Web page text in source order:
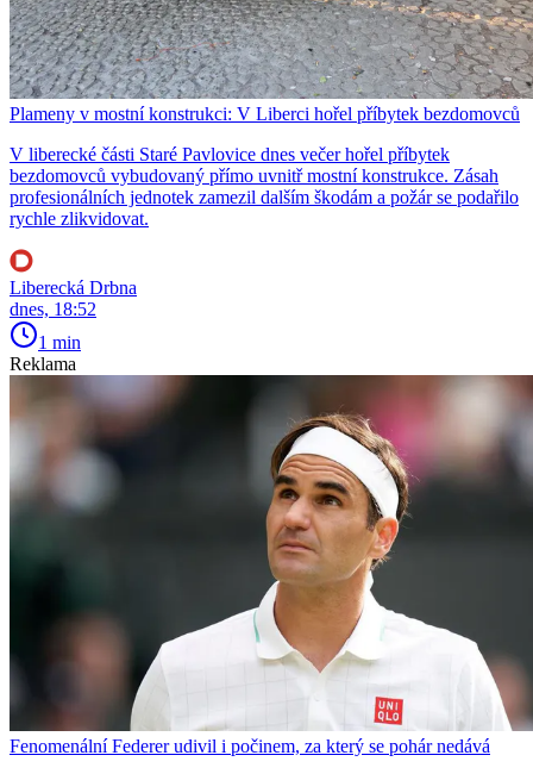
Plameny v mostní konstrukci: V Liberci hořel příbytek bezdomovců
V liberecké části Staré Pavlovice dnes večer hořel příbytek
bezdomovců vybudovaný přímo uvnitř mostní konstrukce. Zásah
profesionálních jednotek zamezil dalším škodám a požár se podařilo
rychle zlikvidovat.
Liberecká Drbna
dnes, 18:52
1 min
Reklama
Fenomenální Federer udivil i počinem, za který se pohár nedává